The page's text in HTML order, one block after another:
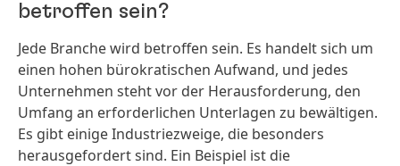
betroffen sein?
Jede Branche wird betroffen sein. Es handelt sich um
einen hohen bürokratischen Aufwand, und jedes
Unternehmen steht vor der Herausforderung, den
Umfang an erforderlichen Unterlagen zu bewältigen.
Es gibt einige Industriezweige, die besonders
herausgefordert sind. Ein Beispiel ist die